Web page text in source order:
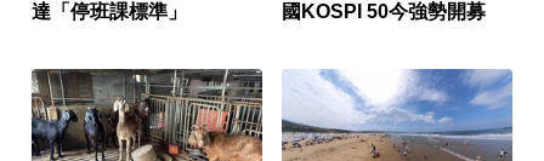
達「停班課標準」
國KOSPI 50今強勢開募